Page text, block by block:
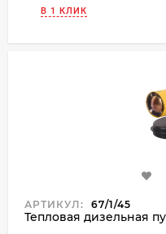
В 1 КЛИК
АРТИКУЛ: 67/1/45
Тепловая дизельная